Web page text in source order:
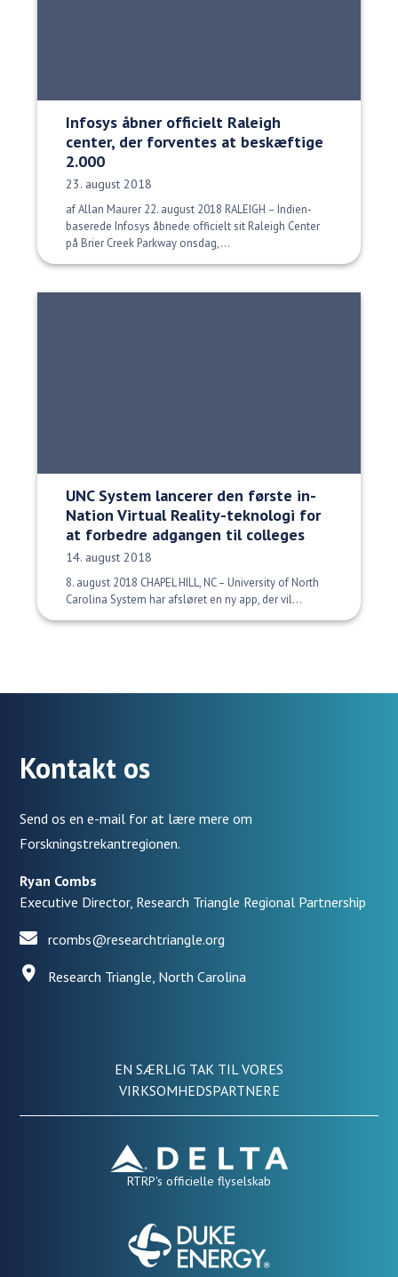
Infosys åbner officielt Raleigh
center, der forventes at beskæftige
2.000
Udgivelsesdato:
23. august 2018
af Allan Maurer 22. august 2018 RALEIGH – Indien-
baserede Infosys åbnede officielt sit Raleigh Center
på Brier Creek Parkway onsdag,...
UNC System lancerer den første in-
Nation Virtual Reality-teknologi for
at forbedre adgangen til colleges
Udgivelsesdato:
14. august 2018
8. august 2018 CHAPEL HILL, NC – University of North
Carolina System har afsløret en ny app, der vil...
Kontakt os
Send os en e-mail for at lære mere om
Forskningstrekantregionen.
Ryan Combs
Executive Director, Research Triangle Regional Partnership
rcombs@researchtriangle.org
Research Triangle, North Carolina
EN SÆRLIG TAK TIL VORES
VIRKSOMHEDSPARTNERE
RTRP's officielle flyselskab